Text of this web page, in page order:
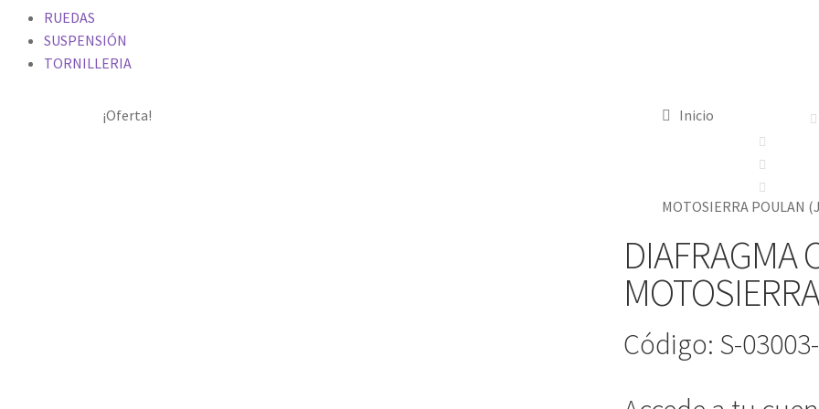
RUEDAS
SUSPENSIÓN
TORNILLERIA
¡Oferta! Inicio
MOTOSIERRA POULAN
DIAFRAGMA
Código: S-